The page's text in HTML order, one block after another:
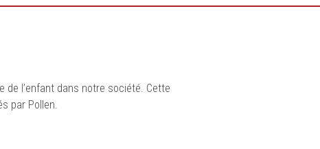
de l’enfant dans notre société. Cette
par Pollen.